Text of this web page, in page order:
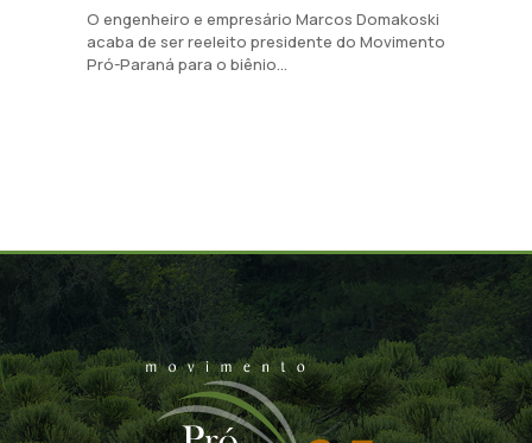
O engenheiro e empresário Marcos Domakoski
acaba de ser reeleito presidente do Movimento
Pró-Paraná para o biênio...